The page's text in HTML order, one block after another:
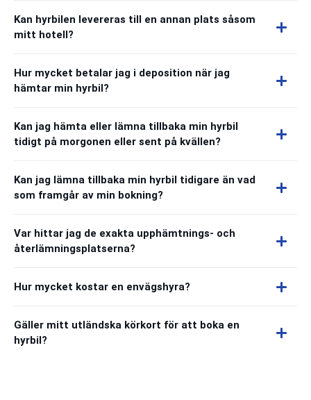
Kan hyrbilen levereras till en annan plats såsom
mitt hotell?
Hur mycket betalar jag i deposition när jag
hämtar min hyrbil?
Kan jag hämta eller lämna tillbaka min hyrbil
tidigt på morgonen eller sent på kvällen?
Kan jag lämna tillbaka min hyrbil tidigare än vad
som framgår av min bokning?
Var hittar jag de exakta upphämtnings- och
återlämningsplatserna?
Hur mycket kostar en envägshyra?
Gäller mitt utländska körkort för att boka en
hyrbil?